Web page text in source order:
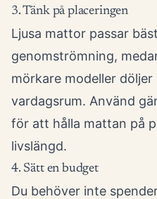
3. Tänk på placeringen
Ljusa mattor passar
genomströmning,
mörkare modeller
vardagsrum. Använd
för att hålla mattan på
livslängd.
4. Sätt en budget
Du behöver inte